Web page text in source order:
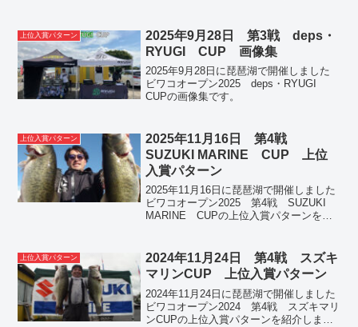
上位入賞パターン
2025年9月28日 第3戦 deps・
RYUGI CUP 画像集
2025年9月28日に琵琶湖で開催しました
ビワコオープン2025 deps・RYUGI
CUPの画像集です。
上位入賞パターン
2025年11月16日 第4戦
SUZUKI MARINE CUP 上位
入賞パターン
2025年11月16日に琵琶湖で開催しました
ビワコオープン2025 第4戦 SUZUKI
MARINE CUPの上位入賞パターンを紹
上位入賞パターン
2024年11月24日 第4戦 スズキ
マリンCUP 上位入賞パターン
2024年11月24日に琵琶湖で開催しました
ビワコオープン2024 第4戦 スズキマリ
ンCUPの上位入賞パターンを紹介しま